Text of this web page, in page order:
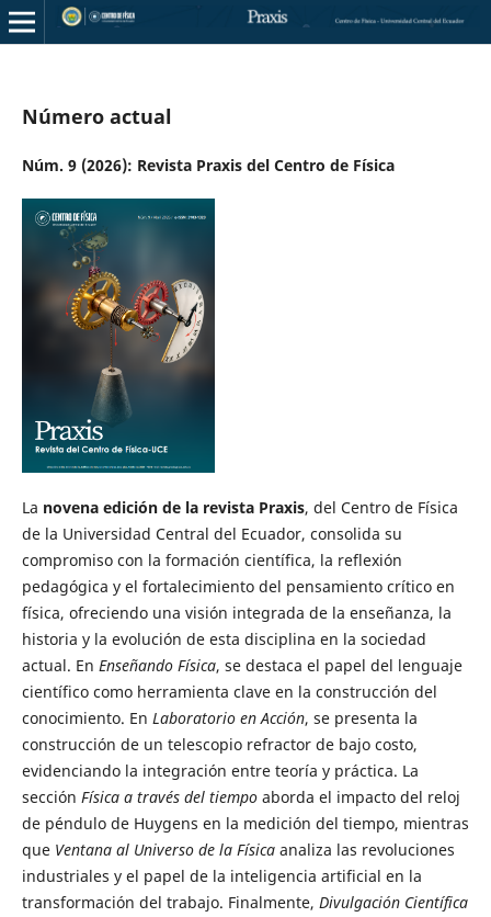
Número actual
Núm. 9 (2026): Revista Praxis del Centro de Física
La novena edición de la revista Praxis, del Centro de Física
de la Universidad Central del Ecuador, consolida su
compromiso con la formación científica, la reflexión
pedagógica y el fortalecimiento del pensamiento crítico en
física, ofreciendo una visión integrada de la enseñanza, la
historia y la evolución de esta disciplina en la sociedad
actual. En Enseñando Física, se destaca el papel del lenguaje
científico como herramienta clave en la construcción del
conocimiento. En Laboratorio en Acción, se presenta la
construcción de un telescopio refractor de bajo costo,
evidenciando la integración entre teoría y práctica. La
sección Física a través del tiempoaborda el impacto del reloj
de péndulo de Huygens en la medición del tiempo, mientras
que Ventana al Universo de la Físicaanaliza las revoluciones
industriales y el papel de la inteligencia artificial en la
transformación del trabajo. Finalmente, Divulgación Científica